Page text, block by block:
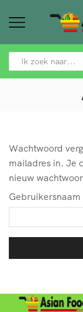
Wachtwoord
mailadres in. Je
nieuw